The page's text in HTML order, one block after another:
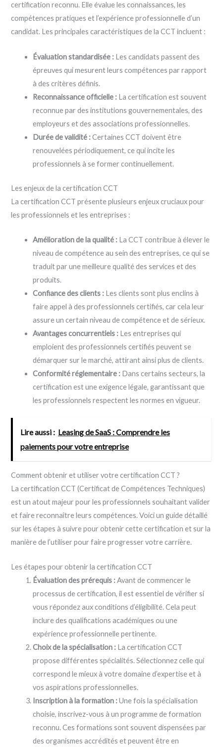
certification reconnu. Elle évalue les connaissances, les
compétences pratiques et l’expérience professionnelle d’un
candidat. Les principales caractéristiques de la CCT incluent :
Évaluation standardisée : Les candidats passent des
épreuves qui mesurent leurs compétences par rapport
à des critères définis.
Reconnaissance officielle : La certification est souvent
reconnue par des institutions gouvernementales, des
employeurs et des associations professionnelles.
Durée de validité :Certaines CCT doivent être
renouvelées périodiquement, ce qui incite les
professionnels à se former continuellement.
Les enjeux de la certification CCT
La certification CCT présente plusieurs enjeux cruciaux pour
les professionnels et les entreprises :
Amélioration de la qualité : La CCT contribue à élever le
niveau de compétence au sein des entreprises, ce qui se
traduit par une meilleure qualité des services et des
produits.
Confiance des clients : Les clients sont plus enclins à
faire appel à des professionnels certifiés, car cela leur
assure un certain niveau de compétence et de sérieux.
Avantages concurrentiels : Les entreprises qui
emploient des professionnels certifiés peuvent se
démarquer sur le marché, attirant ainsi plus de clients.
Conformité réglementaire : Dans certains secteurs, la
certification est une exigence légale, garantissant que
les professionnels respectent les normes en vigueur.
Lire aussi : Leasing de SaaS : Comprendre les
paiements pour votre entreprise
Comment obtenir et utiliser votre certification CCT ?
La certification CCT (Certificat de Compétences Techniques)
est un atout majeur pour les professionnels souhaitant valider
et faire reconnaître leurs compétences. Voici un guide détaillé
sur les étapes à suivre pour obtenir cette certification et sur la
manière de l’utiliser pour faire progresser votre carrière.
Les étapes pour obtenir la certification CCT
Évaluation des prérequis :Avant de commencer le
processus de certification, il est essentiel de vérifier si
vous répondez aux conditions d’éligibilité. Cela peut
inclure des qualifications académiques ou une
expérience professionnelle pertinente.
Choix de la spécialisation : La certification CCT
propose différentes spécialités. Sélectionnez celle qui
correspond le mieux à votre domaine d’expertise et à
vos aspirations professionnelles.
Inscription à la formation :Une fois la spécialisation
choisie, inscrivez-vous à un programme de formation
reconnu. Ces formations sont souvent dispensées par
des organismes accrédités et peuvent être en